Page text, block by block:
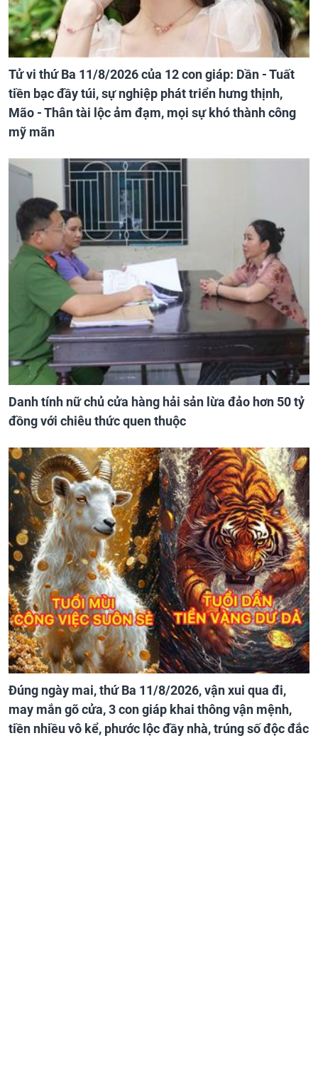
Tử vi thứ Ba 11/8/2026 của 12 con giáp: Dần - Tuất
tiền bạc đầy túi, sự nghiệp phát triển hưng thịnh,
Mão - Thân tài lộc ảm đạm, mọi sự khó thành công
mỹ mãn
Danh tính nữ chủ cửa hàng hải sản lừa đảo hơn 50 tỷ
đồng với chiêu thức quen thuộc
Đúng ngày mai, thứ Ba 11/8/2026, vận xui qua đi,
may mắn gõ cửa, 3 con giáp khai thông vận mệnh,
tiền nhiều vô kể, phước lộc đầy nhà, trúng số độc đắc